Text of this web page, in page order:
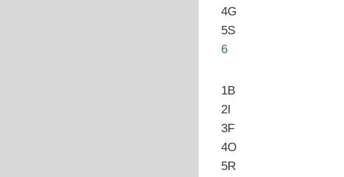
4G
5S
6
1B
2I
3F
4O
5R